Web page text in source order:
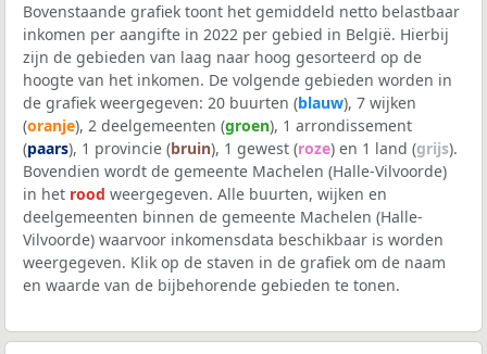
Bovenstaande grafiek toont het gemiddeld netto belastbaar
inkomen per aangifte in 2022 per gebied in België. Hierbij
zijn de gebieden van laag naar hoog gesorteerd op de
hoogte van het inkomen. De volgende gebieden worden in
de grafiek weergegeven: 20 buurten (blauw), 7 wijken
(oranje), 2 deelgemeenten (groen), 1 arrondissement
(paars), 1 provincie (bruin), 1 gewest (roze) en 1 land (grijs).
Bovendien wordt de gemeente Machelen (Halle-Vilvoorde)
in het rood weergegeven. Alle buurten, wijken en
deelgemeenten binnen de gemeente Machelen (Halle-
Vilvoorde) waarvoor inkomensdata beschikbaar is worden
weergegeven. Klik op de staven in de grafiek om de naam
en waarde van de bijbehorende gebieden te tonen.